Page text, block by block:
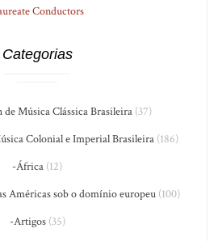
Conductors
Categorias
de Música Clássica Brasileira (37)
Colonial e Imperial Brasileira (186)
-África (12)
Américas sob o domínio europeu(100)
-Artigos(35)